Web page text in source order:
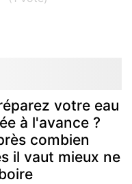
votre eau
à l'avance ?
combien
il vaut mieux ne